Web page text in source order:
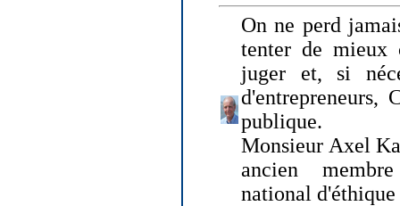
On ne perd
tenter de mieux
juger et, si
d'entrepreneurs,
publique.
Monsieur Axel
ancien
national d'éthique